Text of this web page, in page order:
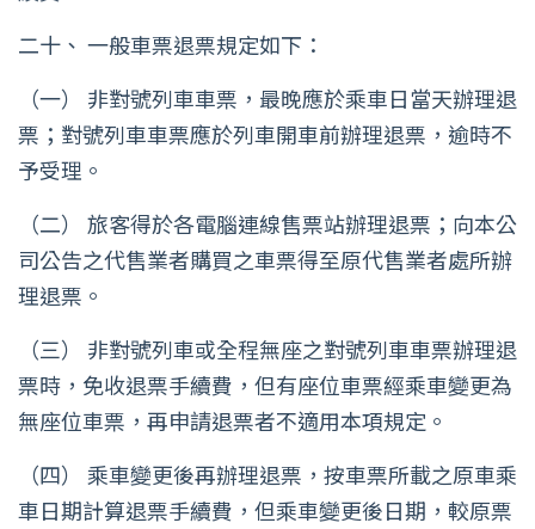
二十、 一般車票退票規定如下：
（一） 非對號列車車票，最晚應於乘車日當天辦理退
票；對號列車車票應於列車開車前辦理退票，逾時不
予受理。
（二） 旅客得於各電腦連線售票站辦理退票；向本公
司公告之代售業者購買之車票得至原代售業者處所辦
理退票。
（三） 非對號列車或全程無座之對號列車車票辦理退
票時，免收退票手續費，但有座位車票經乘車變更為
無座位車票，再申請退票者不適用本項規定。
（四） 乘車變更後再辦理退票，按車票所載之原車乘
車日期計算退票手續費，但乘車變更後日期，較原票